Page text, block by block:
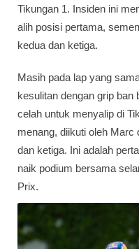
Tikungan 1. Insiden ini
alih posisi pertama,
kedua dan ketiga.
Masih pada lap yang
kesulitan dengan grip
celah untuk menyalip di
menang, diikuti oleh Marc
dan ketiga. Ini adalah
naik podium bersama
Prix.